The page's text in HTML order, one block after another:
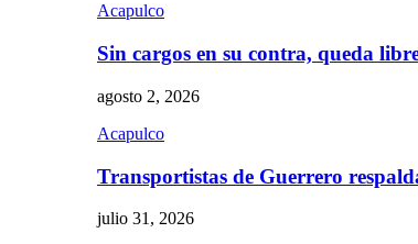
Acapulco
Sin cargos en su contra, queda
agosto 2, 2026
Acapulco
Transportistas de Guerrero
julio 31, 2026